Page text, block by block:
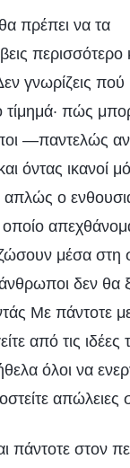
πρέπει να τα
περισσότερο
γνωρίζεις πού
πώς
—παντελώς
όντας ικανοί
απλώς ο
οποίο
μέσα στη
δεν θα
Με πάντοτε
από τις ιδέες
όλοι να
απώλειες
πάντοτε στον